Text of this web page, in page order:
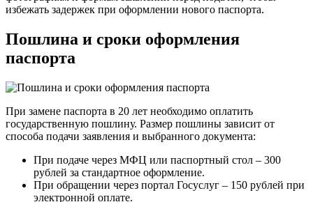
избежать задержек при оформлении нового паспорта.
Пошлина и сроки оформления
паспорта
При замене паспорта в 20 лет необходимо оплатить
государственную пошлину. Размер пошлины зависит от
способа подачи заявления и выбранного документа:
При подаче через МФЦ или паспортный стол – 300
рублей за стандартное оформление.
При обращении через портал Госуслуг – 150 рублей при
электронной оплате.